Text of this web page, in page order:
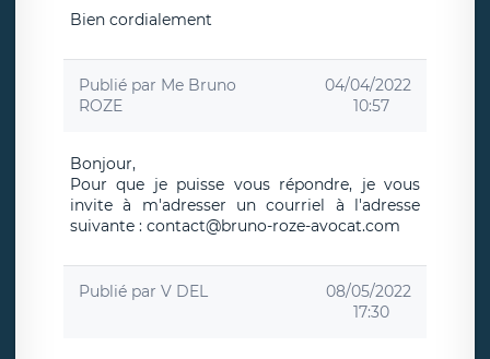
Bien cordialement
Publié par Me Bruno
ROZE
04/04/2022
10:57
Bonjour,
Pour que je puisse vous répondre, je vous
invite à m'adresser un courriel à l'adresse
suivante : contact@bruno-roze-avocat.com
Publié par V DEL
08/05/2022
17:30